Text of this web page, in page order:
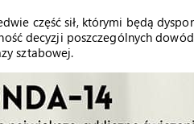
część sił, którymi będą
decyzji poszczególnych
sztabowej.